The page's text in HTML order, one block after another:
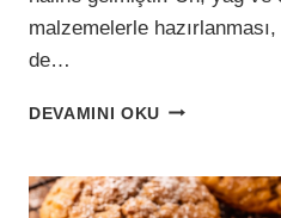
malzemelerle
de…
DEVAMINI OKU LIMONLU
ŞERBETLI
TATLI)